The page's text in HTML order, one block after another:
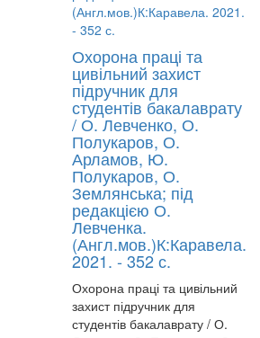
Охорона праці та
цивільний захист
підручник для
студентів бакалаврату
/ О. Левченко, О.
Полукаров, О.
Арламов, Ю.
Полукаров, О.
Землянська; під
редакцією О.
Левченка.
(Англ.мов.)К:Каравела.
2021. - 352 с.
Охорона праці та цивільний
захист підручник для
студентів бакалаврату / О.